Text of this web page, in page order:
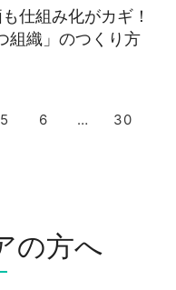
仕組み化がカギ！
組織」のつくり方
5 6 … 30
の方へ